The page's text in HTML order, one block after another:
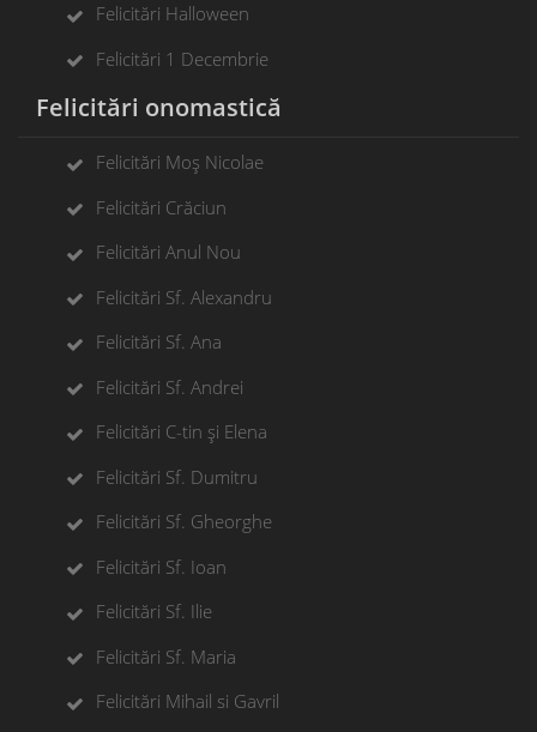
Felicitări Halloween
Felicitări 1 Decembrie
Felicitări onomastică
Felicitări Moș Nicolae
Felicitări Crăciun
Felicitări Anul Nou
Felicitări Sf. Alexandru
Felicitări Sf. Ana
Felicitări Sf. Andrei
Felicitări C-tin și Elena
Felicitări Sf. Dumitru
Felicitări Sf. Gheorghe
Felicitări Sf. Ioan
Felicitări Sf. Ilie
Felicitări Sf. Maria
Felicitări Mihail si Gavril